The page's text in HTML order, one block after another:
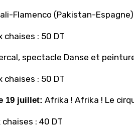
Flamenco (Pakistan-Espagne)
chaises : 50 DT
spectacle Danse et
chaises : 50 DT
19 juillet: Afrika ! Afrika ! Le
chaises : 40 DT